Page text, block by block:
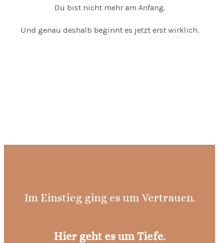
Du bist nicht mehr am Anfang.
Und genau deshalb beginnt es jetzt erst wirklich.
Im Einstieg ging es um Vertrauen.
Hier geht es um Tiefe.